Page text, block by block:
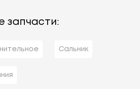
запчасти:
Сальник